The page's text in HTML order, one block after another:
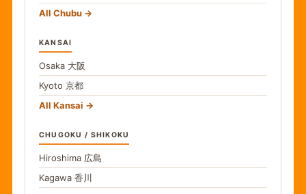
All Chubu
KANSAI
Osaka 大阪
Kyoto 京都
All Kansai
CHUGOKU / SHIKOKU
Hiroshima 広島
Kagawa 香川